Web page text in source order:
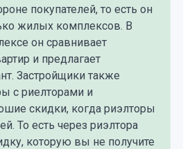
покупателей, то есть он
жилых комплексов. В
он сравнивает
и предлагает
Застройщики также
с риелторами и
скидки, когда риэлторы
То есть через риэлтора
которую вы не получите